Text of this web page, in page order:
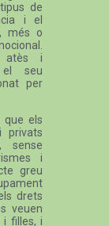
de
i el
més o
atès i
seu
per
que els
privats
sense
i
greu
drets
veuen
i filles, i